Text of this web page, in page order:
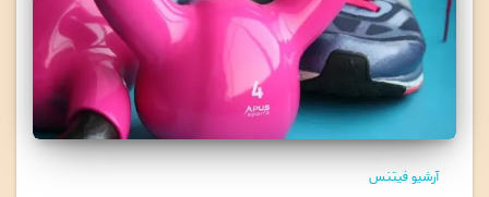
آرشیو فیتنس